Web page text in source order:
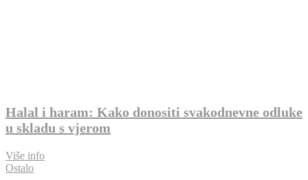
Halal i haram: Kako donositi svakodnevne odluke
u skladu s vjerom
Više info
Ostalo